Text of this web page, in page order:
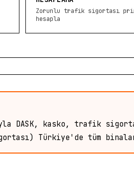
Zorunlu trafik sigortası
hesapla
DASK, kasko, trafik
Türkiye'de tüm